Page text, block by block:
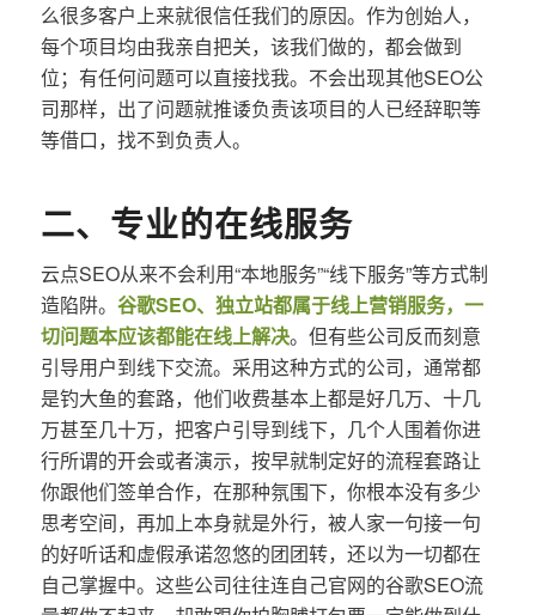
么很多客户上来就很信任我们的原因。作为创始人，
每个项目均由我亲自把关，该我们做的，都会做到
位；有任何问题可以直接找我。不会出现其他SEO公
司那样，出了问题就推诿负责该项目的人已经辞职等
等借口，找不到负责人。
二、专业的在线服务
云点SEO从来不会利用“本地服务”“线下服务”等方式制
造陷阱。 谷歌SEO、独立站都属于线上营销服务，一
切问题本应该都能在线上解决。但有些公司反而刻意
引导用户到线下交流。采用这种方式的公司，通常都
是钓大鱼的套路，他们收费基本上都是好几万、十几
万甚至几十万，把客户引导到线下，几个人围着你进
行所谓的开会或者演示，按早就制定好的流程套路让
你跟他们签单合作，在那种氛围下，你根本没有多少
思考空间，再加上本身就是外行，被人家一句接一句
的好听话和虚假承诺忽悠的团团转，还以为一切都在
自己掌握中。这些公司往往连自己官网的谷歌SEO流